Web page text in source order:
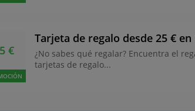
€
Tarjeta de regalo desde 25 €
¿No sabes qué regalar? Encuentra el
tarjetas de regalo...